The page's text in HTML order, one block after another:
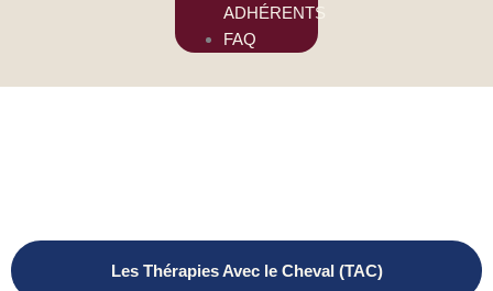
ADHÉRENTS
FAQ
Les Thérapies Avec le Cheval (TAC)